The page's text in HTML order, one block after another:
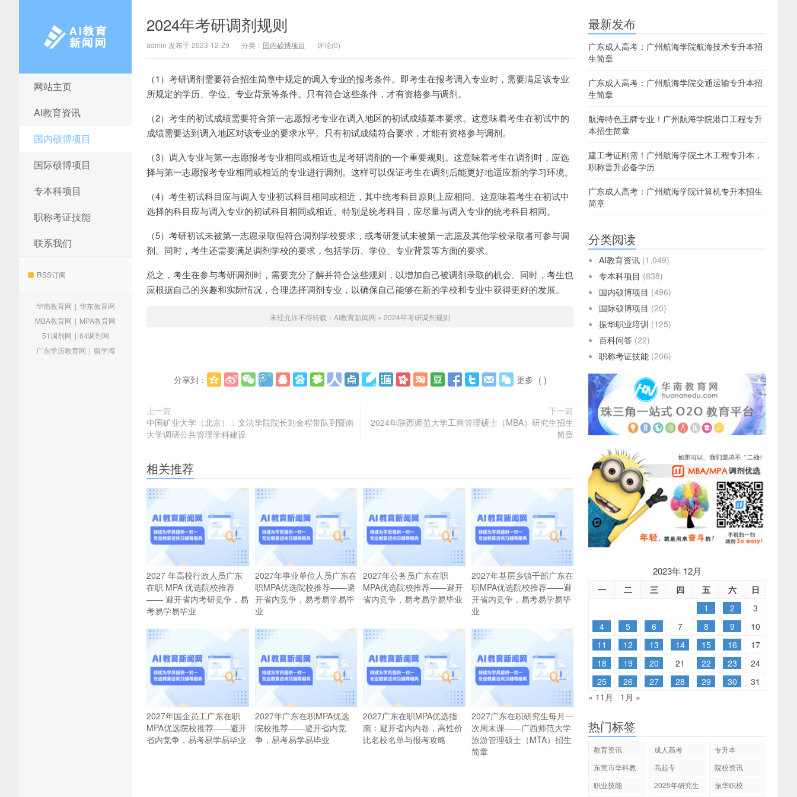
AI教育新闻网
网站主页
AI教育资讯
国内硕博项目
国际硕博项目
专本科项目
职称考证技能
联系我们
RSS订阅
华南教育网 | 华东教育网
MBA教育网 | MPA教育网
51调剂网 | 64调剂网
广东学历教育网 | 留学湾
2024年考研调剂规则
admin 发布于 2023-12-29 分类： 国内硕博项目 评论(0)
（1）考研调剂需要符合招生简章中规定的调入专业的报考条件。即考生在报考调入专业时，需要满足该专业
所规定的学历、学位、专业背景等条件。只有符合这些条件，才有资格参与调剂。
（2）考生的初试成绩需要符合第一志愿报考专业在调入地区的初试成绩基本要求。这意味着考生在初试中的
成绩需要达到调入地区对该专业的要求水平。只有初试成绩符合要求，才能有资格参与调剂。
（3）调入专业与第一志愿报考专业相同或相近也是考研调剂的一个重要规则。这意味着考生在调剂时，应选
择与第一志愿报考专业相同或相近的专业进行调剂。这样可以保证考生在调剂后能更好地适应新的学习环境。
（4）考生初试科目应与调入专业初试科目相同或相近，其中统考科目原则上应相同。这意味着考生在初试中
选择的科目应与调入专业的初试科目相同或相近。特别是统考科目，应尽量与调入专业的统考科目相同。
（5）考研初试未被第一志愿录取但符合调剂学校要求，或考研复试未被第一志愿及其他学校录取者可参与调
剂。同时，考生还需要满足调剂学校的要求，包括学历、学位、专业背景等方面的要求。
总之，考生在参与考研调剂时，需要充分了解并符合这些规则，以增加自己被调剂录取的机会。同时，考生也
应根据自己的兴趣和实际情况，合理选择调剂专业，以确保自己能够在新的学校和专业中获得更好的发展。
未经允许不得转载： AI教育新闻网 » 2024年考研调剂规则
分享到： 更多 ( )
上一篇
中国矿业大学（北京）：文法学院院长刘金程带队到暨南
大学调研公共管理学科建设
下一篇
2024年陕西师范大学​工商管理硕士（MBA）研究生招生
简章
相关推荐
2027 年高校行政人员广东
在职 MPA 优选院校推荐
—— 避开省内考研竞争，易
考易学易毕业
2027年事业单位人员广东在
职MPA优选院校推荐——避
开省内竞争，易考易学易毕
业
2027年公务员广东在职
MPA优选院校推荐——避开
省内竞争，易考易学易毕业
2027年基层乡镇干部广东在
职MPA优选院校推荐——避
开省内竞争，易考易学易毕
业
2027年国企员工广东在职
MPA优选院校推荐——避开
省内竞争，易考易学易毕业
2027年广东在职MPA优选
院校推荐——避开省内竞
争，易考易学易毕业
2027广东在职MPA优选指
南：避开省内内卷，高性价
比名校名单与报考攻略
2027广东在职研究生每月一
次周末课——广西师范大学
旅游管理硕士（MTA）招生
简章
最新发布
广东成人高考：广州航海学院航海技术专升本招
生简章
广东成人高考：广州航海学院交通运输专升本招
生简章
航海特色王牌专业！广州航海学院港口工程专升
本招生简章
建工考证刚需！广州航海学院土木工程专升本，
职称晋升必备学历
广东成人高考：广州航海学院计算机专升本招生
简章
分类阅读
AI教育资讯 (1,049)
专本科项目 (838)
国内硕博项目 (496)
国际硕博项目 (20)
振华职业培训 (125)
百科问答 (22)
职称考证技能 (206)
2023年 12月
一 二 三 四 五 六
日
1
2
3
4
5 6 7 8 9
10
11
12 13 14 15 16
17
18
19 20 21 22 23
24
25
26 27 28 29 30
31
« 11月
1月 »
热门标签
教育资讯 成人高考
专升本
东莞市华科教
高起专
院校资讯
职业技能
2025年研究生
振华职校